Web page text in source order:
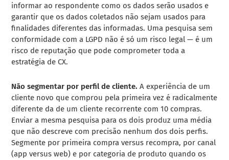
informar ao respondente como os dados serão usados e
garantir que os dados coletados não sejam usados para
finalidades diferentes das informadas. Uma pesquisa sem
conformidade com a LGPD não é só um risco legal — é um
risco de reputação que pode comprometer toda a
estratégia de CX.
Não segmentar por perfil de cliente. A experiência de um
cliente novo que comprou pela primeira vez é radicalmente
diferente da de um cliente recorrente com 10 compras.
Enviar a mesma pesquisa para os dois produz uma média
que não descreve com precisão nenhum dos dois perfis.
Segmente por primeira compra versus recompra, por canal
(app versus web) e por categoria de produto quando os